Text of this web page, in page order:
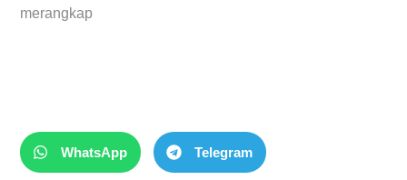
merangkap
WhatsApp Telegram